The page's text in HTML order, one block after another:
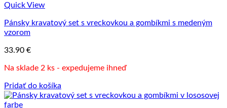
Quick View
Pánsky kravatový set s vreckovkou a gombíkmi s medeným
vzorom
33.90 €
Na sklade 2 ks - expedujeme ihneď
Pridať do košíka